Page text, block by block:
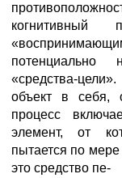
потенциально
«средства-
объект в себя,
процесс
элемент, от
пытается по
это средство пе-